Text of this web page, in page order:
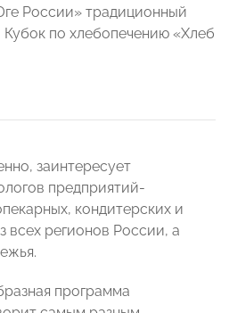
России» традиционный
Кубок по хлебопечению «Хлеб
заинтересует
предприятий-
кондитерских и
всех регионов России, а
программа